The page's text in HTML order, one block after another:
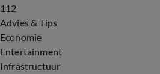
112
Advies & Tips
Economie
Entertainment
Infrastructuur